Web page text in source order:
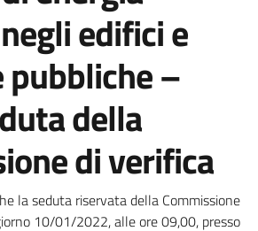
edifici e
–
della
di verifica
notizia
la seduta riservata della Commissione
10/01/2022, alle ore 09,00, presso